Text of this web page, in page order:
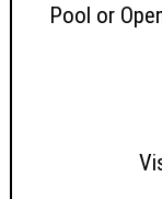
Pool or